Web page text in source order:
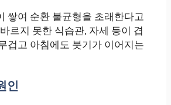
쌓여 순환 불균형을 초래한다고
르지 못한 식습관, 자세 등이 겹
겁고 아침에도 붓기가 이어지는
인